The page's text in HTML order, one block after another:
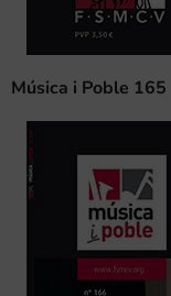
Música i Poble 165